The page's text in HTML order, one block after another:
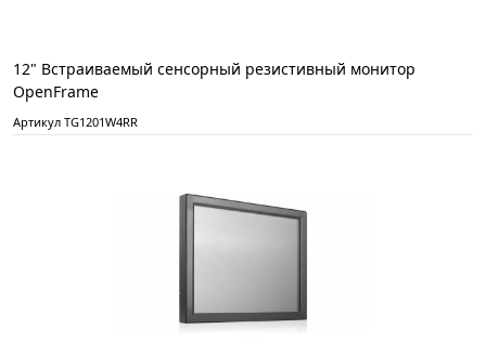
12" Встраиваемый сенсорный резистивный монитор
OpenFrame
Артикул TG1201W4RR